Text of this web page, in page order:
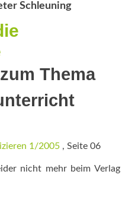
Schleuning
Thema
1/2005 , Seite 06
nicht mehr beim Verlag